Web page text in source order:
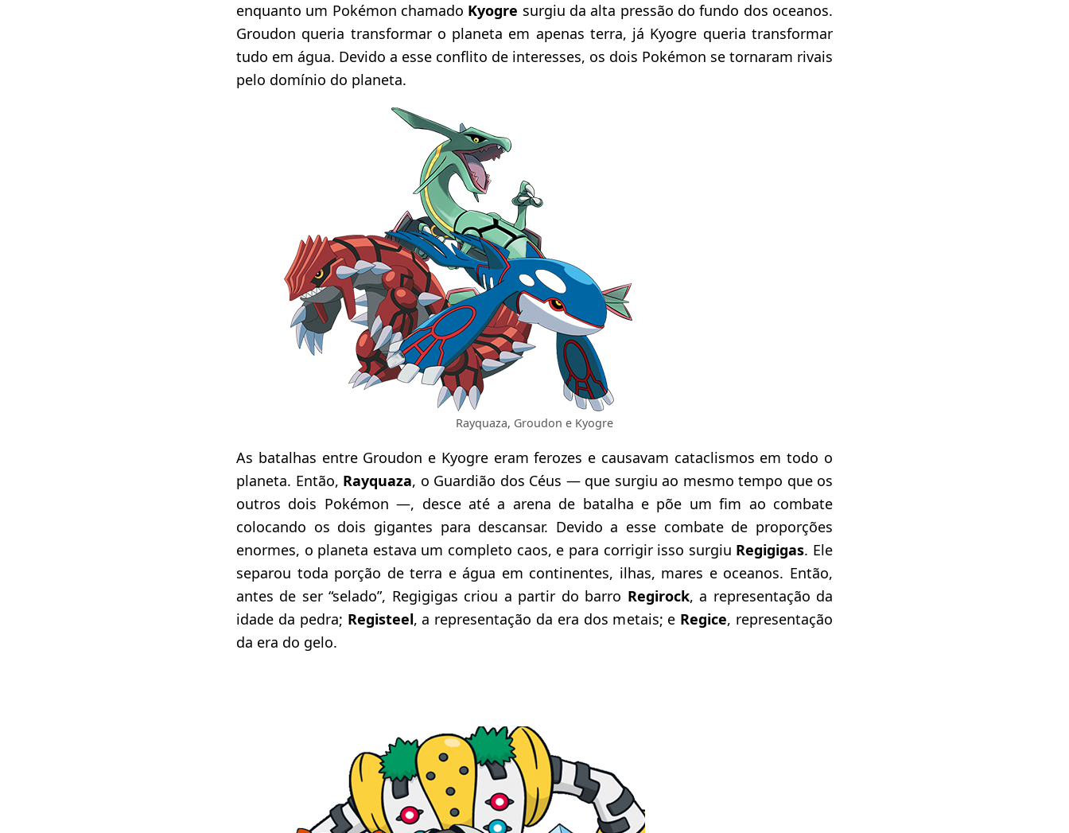
enquanto um Pokémon chamado Kyogre surgiu da alta pressão do fundo dos oceanos.
Groudon queria transformar o planeta em apenas terra, já Kyogre queria transformar
tudo em água. Devido a esse conflito de interesses, os dois Pokémon se tornaram rivais
pelo domínio do planeta.
Rayquaza, Groudon e Kyogre
As batalhas entre Groudon e Kyogre eram ferozes e causavam cataclismos em todo o
planeta. Então, Rayquaza, o Guardião dos Céus — que surgiu ao mesmo tempo que os
outros dois Pokémon —, desce até a arena de batalha e põe um fim ao combate
colocando os dois gigantes para descansar. Devido a esse combate de proporções
enormes, o planeta estava um completo caos, e para corrigir isso surgiu Regigigas. Ele
separou toda porção de terra e água em continentes, ilhas, mares e oceanos. Então,
antes de ser “selado”, Regigigas criou a partir do barro Regirock, a representação da
idade da pedra; Registeel, a representação da era dos metais; e Regice, representação
da era do gelo.